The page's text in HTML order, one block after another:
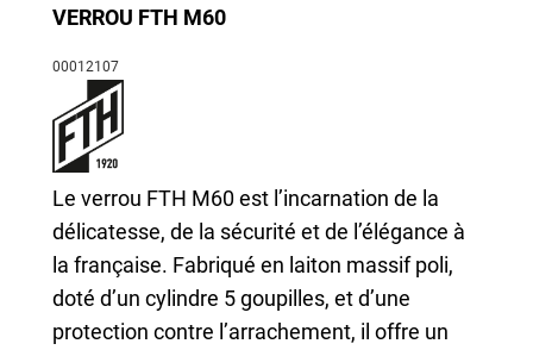
VERROU FTH M60
00012107
Le verrou FTH M60 est l’incarnation de la
délicatesse, de la sécurité et de l’élégance à
la française. Fabriqué en laiton massif poli,
doté d’un cylindre 5 goupilles, et d’une
protection contre l’arrachement, il offre un